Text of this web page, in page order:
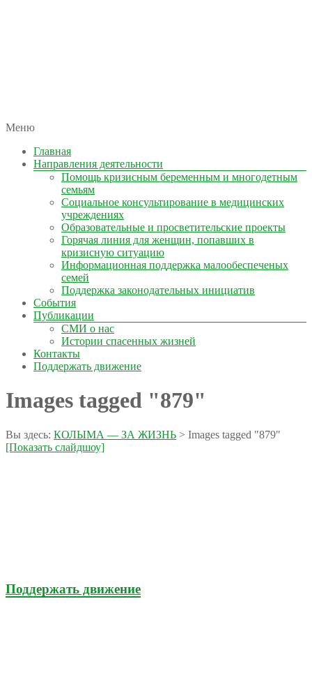
КОЛЫМА — ЗА ЖИЗНЬ
автономная некоммерческая организация
Меню
Главная
Направления деятельности
Помощь кризисным беременным и многодетным
семьям
Социальное консультирование в медицинских
учреждениях
Образовательные и просветительские проекты
Горячая линия для женщин, попавших в
кризисную ситуацию
Информационная поддержка малообеспеченых
семей
Поддержка законодательных инициатив
События
Публикации
СМИ о нас
Истории спасенных жизней
Контакты
Поддержать движение
Images tagged "879"
Вы здесь: КОЛЫМА — ЗА ЖИЗНЬ > Images tagged "879"
[Показать слайдшоу]
Поддержать движение